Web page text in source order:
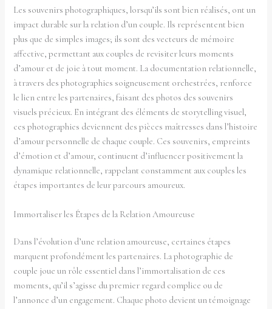
Les souvenirs photographiques, lorsqu’ils sont bien réalisés, ont un
impact durable sur la relation d’un couple. Ils représentent bien
plus que de simples images; ils sont des vecteurs de mémoire
affective, permettant aux couples de revisiter leurs moments
d’amour et de joie à tout moment. La documentation relationnelle,
à travers des photographies soigneusement orchestrées, renforce
le lien entre les partenaires, faisant des photos des souvenirs
visuels précieux. En intégrant des éléments de storytelling visuel,
ces photographies deviennent des pièces maîtresses dans l’histoire
d’amour personnelle de chaque couple. Ces souvenirs, empreints
d’émotion et d’amour, continuent d’influencer positivement la
dynamique relationnelle, rappelant constamment aux couples les
étapes importantes de leur parcours amoureux.
Immortaliser les Étapes de la Relation Amoureuse
Dans l’évolution d’une relation amoureuse, certaines étapes
marquent profondément les partenaires. La photographie de
couple joue un rôle essentiel dans l’immortalisation de ces
moments, qu’il s’agisse du premier regard complice ou de
l’annonce d’un engagement. Chaque photo devient un témoignage